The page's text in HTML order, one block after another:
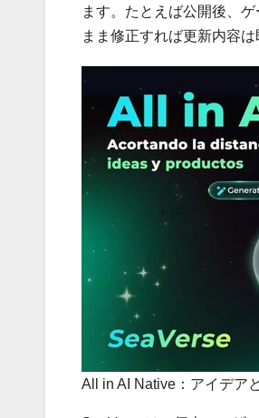
ます。たとえば公開後、
まま修正すれば更新内容
All in AI Native：アイデア